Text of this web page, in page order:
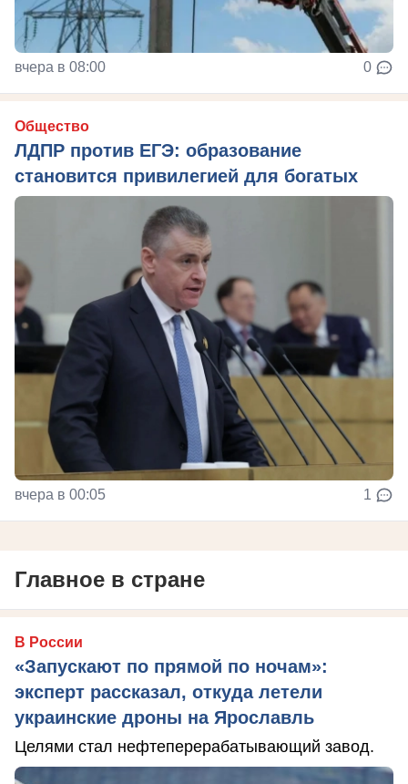
вчера в 08:00 0
Общество
ЛДПР против ЕГЭ: образование
становится привилегией для богатых
вчера в 00:05 1
Главное в стране
В России
«Запускают по прямой по ночам»:
эксперт рассказал, откуда летели
украинские дроны на Ярославль
Целями стал нефтеперерабатывающий завод.